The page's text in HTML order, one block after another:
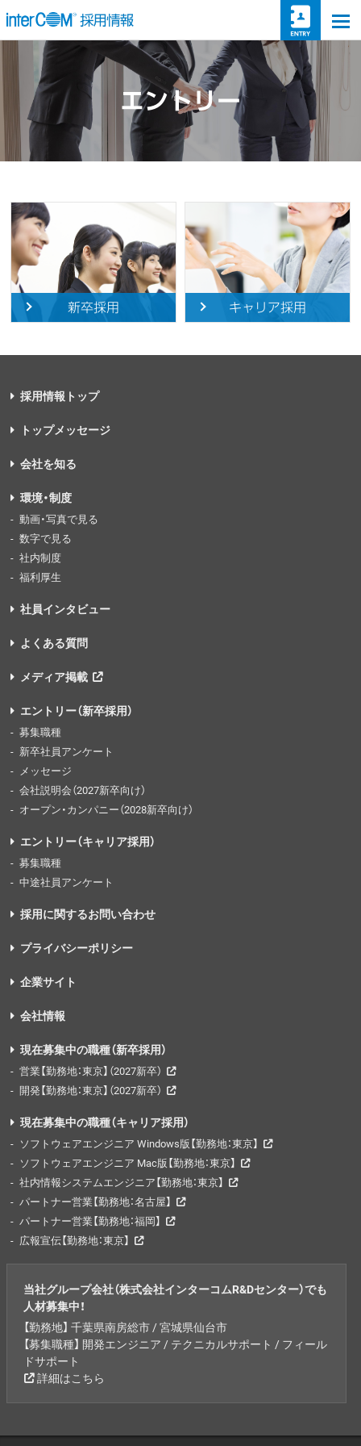
エントリー
新卒採用 キャリア採用
採用情報トップ
トップメッセージ
会社を知る
環境・制度
動画・写真で見る
数字で見る
社内制度
福利厚生
社員インタビュー
よくある質問
メディア掲載
エントリー（新卒採用）
募集職種
新卒社員アンケート
メッセージ
会社説明会（2027新卒向け）
オープン・カンパニー（2028新卒向け）
エントリー（キャリア採用）
募集職種
中途社員アンケート
採用に関するお問い合わせ
プライバシーポリシー
企業サイト
会社情報
現在募集中の職種（新卒採用）
営業【勤務地：東京】（2027新卒）
開発【勤務地：東京】（2027新卒）
現在募集中の職種（キャリア採用）
ソフトウェアエンジニア Windows版【勤務地：東京】
ソフトウェアエンジニア Mac版【勤務地：東京】
社内情報システムエンジニア【勤務地：東京】
パートナー営業【勤務地：名古屋】
パートナー営業【勤務地：福岡】
広報宣伝【勤務地：東京】
当社グループ会社（株式会社インターコムR&Dセンター）でも
人材募集中！
【勤務地】 千葉県南房総市 / 宮城県仙台市
【募集職種】 開発エンジニア / テクニカルサポート / フィール
ドサポート
詳細はこちら